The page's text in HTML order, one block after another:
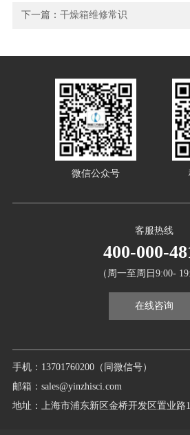
下一篇：干燥箱维修常识
手机：13701760200（同微信号）
邮箱：sales@yinzhisci.com
地址：上海市浦东新区金桥开发区置业路
客服热线
400-000-
（周一至周日9:00-
在线咨询
微信公众号